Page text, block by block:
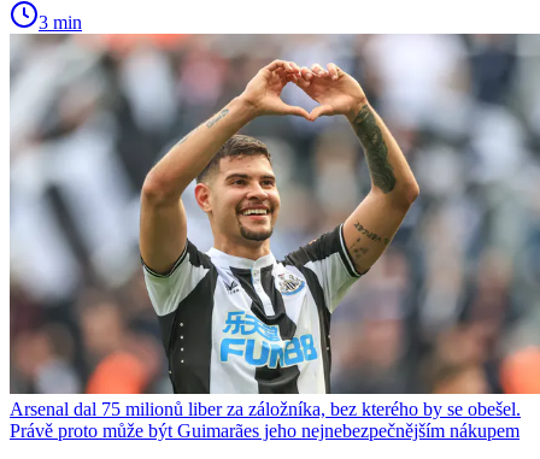
3 min
Arsenal dal 75 milionů liber za záložníka, bez kterého by se obešel.
Právě proto může být Guimarães jeho nejnebezpečnějším nákupem